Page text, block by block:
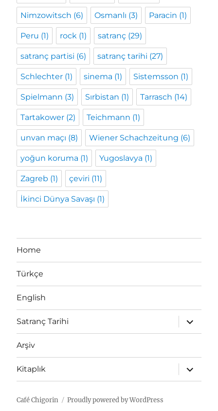
Nimzowitsch (6) Osmanlı (3) Paracin (1)
Peru (1) rock (1) satranç (29)
satranç partisi (6) satranç tarihi (27)
Schlechter (1) sinema (1) Sistemsson (1)
Spielmann (3) Sırbistan (1) Tarrasch (14)
Tartakower (2) Teichmann (1)
unvan maçı (8) Wiener Schachzeitung (6)
yoğun koruma (1) Yugoslavya (1)
Zagreb (1) çeviri (11)
İkinci Dünya Savaşı (1)
Home
Türkçe
English
Satranç Tarihi
expand
child
menu
Arşiv
Kitaplık
expand
child
menu
Café Chigorin Proudly powered by WordPress